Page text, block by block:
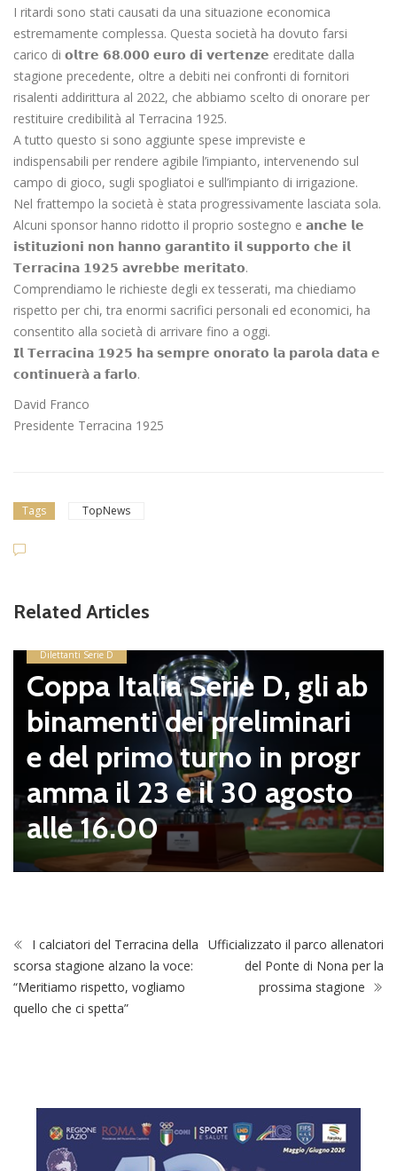
I ritardi sono stati causati da una situazione economica
estremamente complessa. Questa società ha dovuto farsi
carico di 𝗼𝗹𝘁𝗿𝗲 𝟲𝟴.𝟬𝟬𝟬 𝗲𝘂𝗿𝗼 𝗱𝗶 𝘃𝗲𝗿𝘁𝗲𝗻𝘇𝗲 ereditate dalla
stagione precedente, oltre a debiti nei confronti di fornitori
risalenti addirittura al 2022, che abbiamo scelto di onorare per
restituire credibilità al Terracina 1925.
A tutto questo si sono aggiunte spese impreviste e
indispensabili per rendere agibile l’impianto, intervenendo sul
campo di gioco, sugli spogliatoi e sull’impianto di irrigazione.
Nel frattempo la società è stata progressivamente lasciata sola.
Alcuni sponsor hanno ridotto il proprio sostegno e 𝗮𝗻𝗰𝗵𝗲 𝗹𝗲
𝗶𝘀𝘁𝗶𝘁𝘂𝘇𝗶𝗼𝗻𝗶 𝗻𝗼𝗻 𝗵𝗮𝗻𝗻𝗼 𝗴𝗮𝗿𝗮𝗻𝘁𝗶𝘁𝗼 𝗶𝗹 𝘀𝘂𝗽𝗽𝗼𝗿𝘁𝗼 𝗰𝗵𝗲 𝗶𝗹
𝗧𝗲𝗿𝗿𝗮𝗰𝗶𝗻𝗮 𝟭𝟵𝟮𝟱 𝗮𝘃𝗿𝗲𝗯𝗯𝗲 𝗺𝗲𝗿𝗶𝘁𝗮𝘁𝗼.
Comprendiamo le richieste degli ex tesserati, ma chiediamo
rispetto per chi, tra enormi sacrifici personali ed economici, ha
consentito alla società di arrivare fino a oggi.
𝗜𝗹 𝗧𝗲𝗿𝗿𝗮𝗰𝗶𝗻𝗮 𝟭𝟵𝟮𝟱 𝗵𝗮 𝘀𝗲𝗺𝗽𝗿𝗲 𝗼𝗻𝗼𝗿𝗮𝘁𝗼 𝗹𝗮 𝗽𝗮𝗿𝗼𝗹𝗮 𝗱𝗮𝘁𝗮 𝗲
𝗰𝗼𝗻𝘁𝗶𝗻𝘂𝗲𝗿𝗮̀ 𝗮 𝗳𝗮𝗿𝗹𝗼.
David Franco
Presidente Terracina 1925
Tags TopNews
Related Articles
Dilettanti Serie D
Coppa Italia Serie D, gli ab
binamenti dei preliminari
e del primo turno in progr
amma il 23 e il 30 agosto
alle 16.00
I calciatori del Terracina della
scorsa stagione alzano la voce:
“Meritiamo rispetto, vogliamo
quello che ci spetta”
Ufficializzato il parco allenatori
del Ponte di Nona per la
prossima stagione